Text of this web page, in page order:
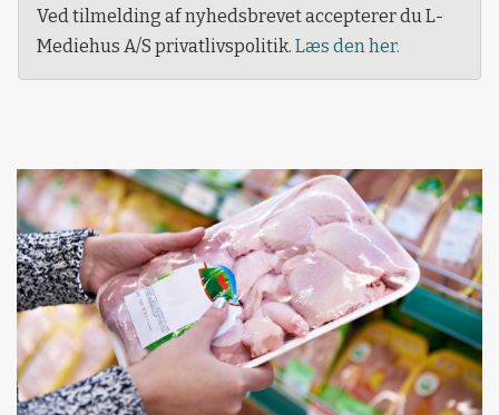
Ved tilmelding af nyhedsbrevet accepterer du L-
Mediehus A/S privatlivspolitik. Læs den her.